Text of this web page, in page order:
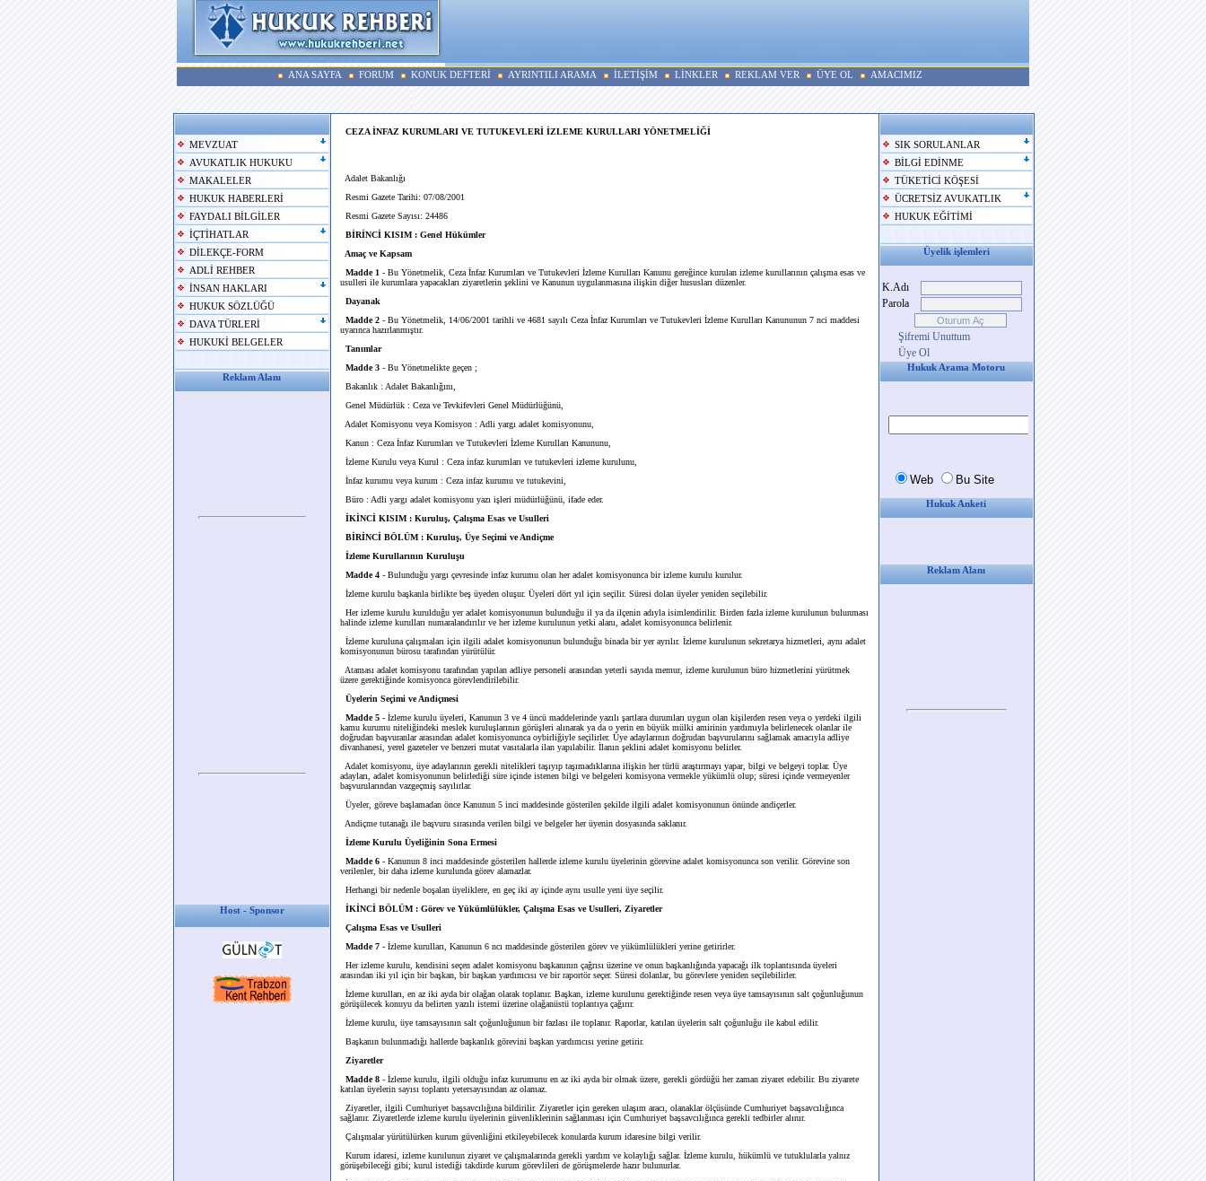
ANA SAYFA FORUM KONUK DEFTERİ AYRINTILI ARAMA İLETİŞİM LİNKLER REKLAM VER ÜYE OL AMACIMIZ
MEVZUAT
AVUKATLIK HUKUKU
MAKALELER
HUKUK HABERLERİ
FAYDALI BİLGİLER
İÇTİHATLAR
DİLEKÇE-FORM
ADLİ REHBER
İNSAN HAKLARI
HUKUK SÖZLÜĞÜ
DAVA TÜRLERİ
HUKUKİ BELGELER
Reklam Alanı
Host - Sponsor
CEZA İNFAZ KURUMLARI VE TUTUKEVLERİ İZLEME KURULLARI YÖNETMELİĞİ
Adalet Bakanlığı
Resmi Gazete Tarihi: 07/08/2001
Resmi Gazete Sayısı: 24486
BİRİNCİ KISIM : Genel Hükümler
Amaç ve Kapsam
Madde 1 - Bu Yönetmelik, Ceza İnfaz Kurumları ve Tutukevleri İzleme Kurulları Kanunu gereğince kurulan izleme kurullarının çalışma esas ve
usulleri ile kurumlara yapacakları ziyaretlerin şeklini ve Kanunun uygulanmasına ilişkin diğer hususları düzenler.
Dayanak
Madde 2 - Bu Yönetmelik, 14/06/2001 tarihli ve 4681 sayılı Ceza İnfaz Kurumları ve Tutukevleri İzleme Kurulları Kanununun 7 nci maddesi
uyarınca hazırlanmıştır.
Tanımlar
Madde 3 - Bu Yönetmelikte geçen ;
Bakanlık : Adalet Bakanlığını,
Genel Müdürlük : Ceza ve Tevkifevleri Genel Müdürlüğünü,
Adalet Komisyonu veya Komisyon : Adli yargı adalet komisyonunu,
Kanun : Ceza İnfaz Kurumları ve Tutukevleri İzleme Kurulları Kanununu,
İzleme Kurulu veya Kurul : Ceza infaz kurumları ve tutukevleri izleme kurulunu,
İnfaz kurumu veya kurum : Ceza infaz kurumu ve tutukevini,
Büro : Adli yargı adalet komisyonu yazı işleri müdürlüğünü, ifade eder.
İKİNCİ KISIM : Kuruluş, Çalışma Esas ve Usulleri
BİRİNCİ BÖLÜM : Kuruluş, Üye Seçimi ve Andiçme
İzleme Kurullarının Kuruluşu
Madde 4 - Bulunduğu yargı çevresinde infaz kurumu olan her adalet komisyonunca bir izleme kurulu kurulur.
İzleme kurulu başkanla birlikte beş üyeden oluşur. Üyeleri dört yıl için seçilir. Süresi dolan üyeler yeniden seçilebilir.
Her izleme kurulu kurulduğu yer adalet komisyonunun bulunduğu il ya da ilçenin adıyla isimlendirilir. Birden fazla izleme kurulunun bulunması
halinde izleme kurulları numaralandırılır ve her izleme kurulunun yetki alanı, adalet komisyonunca belirlenir.
İzleme kuruluna çalışmaları için ilgili adalet komisyonunun bulunduğu binada bir yer ayrılır. İzleme kurulunun sekretarya hizmetleri, aynı adalet
komisyonunun bürosu tarafından yürütülür.
Ataması adalet komisyonu tarafından yapılan adliye personeli arasından yeterli sayıda memur, izleme kurulunun büro hizmetlerini yürütmek
üzere gerektiğinde komisyonca görevlendirilebilir.
Üyelerin Seçimi ve Andiçmesi
Madde 5 - İzleme kurulu üyeleri, Kanunun 3 ve 4 üncü maddelerinde yazılı şartlara durumları uygun olan kişilerden resen veya o yerdeki ilgili
kamu kurumu niteliğindeki meslek kuruluşlarının görüşleri alınarak ya da o yerin en büyük mülki amirinin yardımıyla belirlenecek olanlar ile
doğrudan başvuranlar arasından adalet komisyonunca oybirliğiyle seçilirler. Üye adaylarının doğrudan başvurularını sağlamak amacıyla adliye
divanhanesi, yerel gazeteler ve benzeri mutat vasıtalarla ilan yapılabilir. İlanın şeklini adalet komisyonu belirler.
Adalet komisyonu, üye adaylarının gerekli nitelikleri taşıyıp taşımadıklarına ilişkin her türlü araştırmayı yapar, bilgi ve belgeyi toplar. Üye
adayları, adalet komisyonunun belirlediği süre içinde istenen bilgi ve belgeleri komisyona vermekle yükümlü olup; süresi içinde vermeyenler
başvurularından vazgeçmiş sayılırlar.
Üyeler, göreve başlamadan önce Kanunun 5 inci maddesinde gösterilen şekilde ilgili adalet komisyonunun önünde andiçerler.
Andiçme tutanağı ile başvuru sırasında verilen bilgi ve belgeler her üyenin dosyasında saklanır.
İzleme Kurulu Üyeliğinin Sona Ermesi
Madde 6 - Kanunun 8 inci maddesinde gösterilen hallerde izleme kurulu üyelerinin görevine adalet komisyonunca son verilir. Görevine son
verilenler, bir daha izleme kurulunda görev alamazlar.
Herhangi bir nedenle boşalan üyeliklere, en geç iki ay içinde aynı usulle yeni üye seçilir.
İKİNCİ BÖLÜM : Görev ve Yükümlülükler, Çalışma Esas ve Usulleri, Ziyaretler
Çalışma Esas ve Usulleri
Madde 7 - İzleme kurulları, Kanunun 6 ncı maddesinde gösterilen görev ve yükümlülükleri yerine getirirler.
Her izleme kurulu, kendisini seçen adalet komisyonu başkanının çağrısı üzerine ve onun başkanlığında yapacağı ilk toplantısında üyeleri
arasından iki yıl için bir başkan, bir başkan yardımcısı ve bir raportör seçer. Süresi dolanlar, bu görevlere yeniden seçilebilirler.
İzleme kurulları, en az iki ayda bir olağan olarak toplanır. Başkan, izleme kurulunu gerektiğinde resen veya üye tamsayısının salt çoğunluğunun
görüşülecek konuyu da belirten yazılı istemi üzerine olağanüstü toplantıya çağırır.
İzleme kurulu, üye tamsayısının salt çoğunluğunun bir fazlası ile toplanır. Raporlar, katılan üyelerin salt çoğunluğu ile kabul edilir.
Başkanın bulunmadığı hallerde başkanlık görevini başkan yardımcısı yerine getirir.
Ziyaretler
Madde 8 - İzleme kurulu, ilgili olduğu infaz kurumunu en az iki ayda bir olmak üzere, gerekli gördüğü her zaman ziyaret edebilir. Bu ziyarete
katılan üyelerin sayısı toplantı yetersayısından az olamaz.
Ziyaretler, ilgili Cumhuriyet başsavcılığına bildirilir. Ziyaretler için gereken ulaşım aracı, olanaklar ölçüsünde Cumhuriyet başsavcılığınca
sağlanır. Ziyaretlerde izleme kurulu üyelerinin güvenliklerinin sağlanması için Cumhuriyet başsavcılığınca gerekli tedbirler alınır.
Çalışmalar yürütülürken kurum güvenliğini etkileyebilecek konularda kurum idaresine bilgi verilir.
Kurum idaresi, izleme kurulunun ziyaret ve çalışmalarında gerekli yardım ve kolaylığı sağlar. İzleme kurulu, hükümlü ve tutuklularla yalnız
görüşebileceği gibi; kurul istediği takdirde kurum görevlileri de görüşmelerde hazır bulunurlar.
SIK SORULANLAR
BİLGİ EDİNME
TÜKETİCİ KÖŞESİ
ÜCRETSİZ AVUKATLIK
HUKUK EĞİTİMİ
Üyelik işlemleri
K.Adı
Parola
Şifremi Unuttum
Üye Ol
Hukuk Arama Motoru
Hukuk Anketi
Reklam Alanı